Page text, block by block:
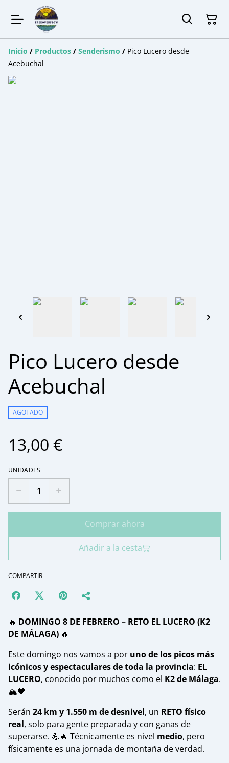
Inicio / Productos / Senderismo / Pico Lucero desde
Acebuchal
Pico Lucero desde
Acebuchal
AGOTADO
13,00 €
UNIDADES
Comprar ahora
Añadir a la cesta
COMPARTIR
🔥 DOMINGO 8 DE FEBRERO – RETO EL LUCERO (K2
DE MÁLAGA) 🔥
Este domingo nos vamos a por uno de los picos más
icónicos y espectaculares de toda la provincia: EL
LUCERO, conocido por muchos como el K2 de Málaga.
🏔️💙
Serán 24 km y 1.550 m de desnivel, un RETO físico
real, solo para gente preparada y con ganas de
superarse. 💪🔥 Técnicamente es nivel medio, pero
físicamente es una jornada de montaña de verdad.